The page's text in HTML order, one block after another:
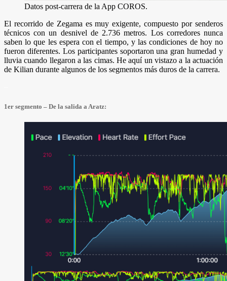
Datos post-carrera de la App COROS.
El recorrido de Zegama es muy exigente, compuesto por senderos
técnicos con un desnivel de 2.736 metros. Los corredores nunca
saben lo que les espera con el tiempo, y las condiciones de hoy no
fueron diferentes. Los participantes soportaron una gran humedad y
lluvia cuando llegaron a las cimas. He aquí un vistazo a la actuación
de Kilian durante algunos de los segmentos más duros de la carrera.
1er segmento – De la salida a Aratz: